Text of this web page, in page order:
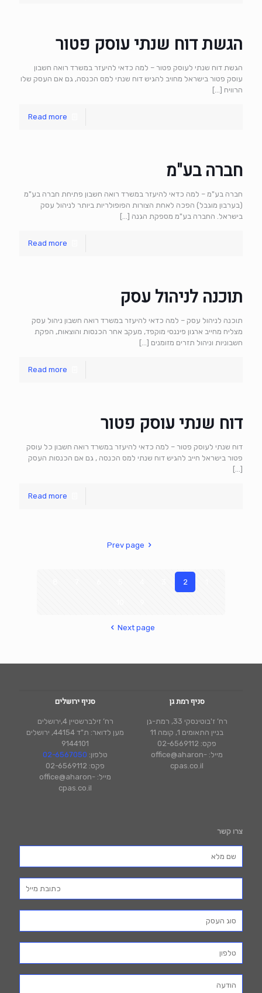
הגשת דוח שנתי עוסק פטור
הגשת דוח שנתי לעוסק פטור – למה כדאי להיעזר במשרד רואה חשבון
עוסק פטור בישראל מחויב להגיש דוח שנתי למס הכנסה, גם אם העסק שלו
הרוויח […]
Read more
חברה בע"מ
חברה בע"מ – למה כדאי להיעזר במשרד רואה חשבון פתיחת חברה בע"מ
(בערבון מוגבל) הפכה לאחת הצורות הפופולריות ביותר לניהול עסק
בישראל. החברה בע"מ מספקת הגנה […]
Read more
תוכנה לניהול עסק
תוכנה לניהול עסק – למה כדאי להיעזר במשרד רואה חשבון ניהול עסק
מצליח מחייב ארגון פיננסי מוקפד, מעקב אחר הכנסות והוצאות, הפקת
חשבוניות וניהול תזרים מזומנים […]
Read more
דוח שנתי עוסק פטור
דוח שנתי לעוסק פטור – למה כדאי להיעזר במשרד רואה חשבון כל עוסק
פטור בישראל חייב להגיש דוח שנתי למס הכנסה , גם אם הכנסות העסק
[…]
Read more
Prev page
2
Next page
סניף רמת גן
רח’ ז'בוטינסקי 33, רמת-גן
בניין התאומים 1, קומה 11
פקס: 02-6569112
מייל: office@aharon-
cpas.co.il
סניף ירושלים
רח’ זילברשטיין 4,ירושלים
מען לדואר: ת"ד 44154, ירושלים
9144101
טלפון: 02-6567050
פקס: 02-6569112
מייל: office@aharon-
cpas.co.il
צרו קשר